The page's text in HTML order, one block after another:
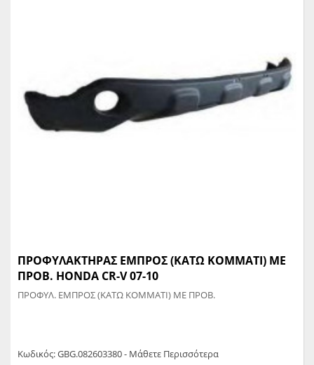
ΠΡΟΦΥΛΑΚΤΗΡΑΣ ΕΜΠΡΟΣ (ΚΑΤΩ ΚΟΜΜΑΤΙ) ΜΕ
ΠΡΟΒ. HONDA CR-V 07-10
ΠΡΟΦΥΛ. ΕΜΠΡΟΣ (ΚΑΤΩ ΚΟΜΜΑΤΙ) ΜΕ ΠΡΟΒ.
Κωδικός: GBG.082603380 - Μάθετε Περισσότερα